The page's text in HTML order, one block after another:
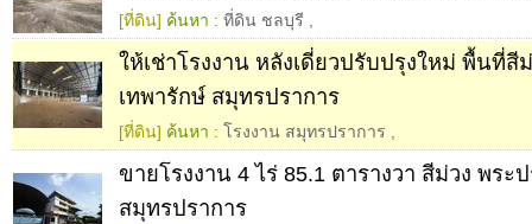
[ที่ดิน] ค้นหา : ที่ดิน ชลบุรี
ให้เช่าโรงงาน หลังเดี่ยวปรับปรุงใหม่ พื้นที่
เทพารักษ์ สมุทรปราการ
[ที่ดิน] ค้นหา : โรงงาน สมุทรปราการ
ขายโรงงาน 4 ไร่ 85.1 ตารางวา สีม่วง พระ
สมุทรปราการ